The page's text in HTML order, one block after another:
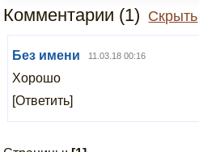
Комментарии (1) Скрыть
Без имени 11.03.18 00:16
Хорошо
[Ответить]